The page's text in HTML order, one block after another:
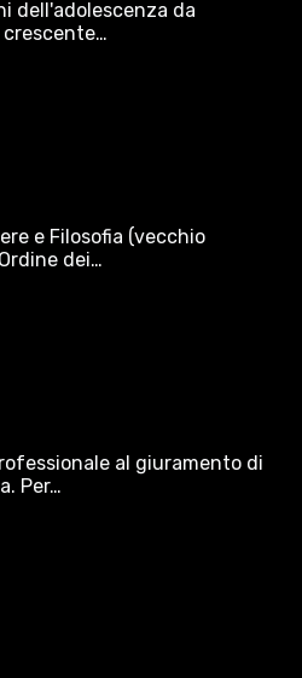
dell'adolescenza da
crescente…
e Filosofia (vecchio
dei…
al giuramento di
Per…